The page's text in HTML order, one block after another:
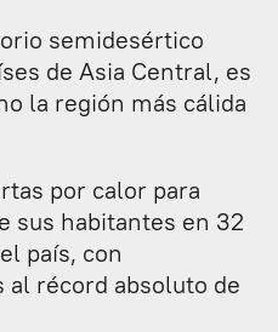
semidesértico
de Asia Central, es
la región más cálida
por calor para
sus habitantes en 32
país, con
récord absoluto de